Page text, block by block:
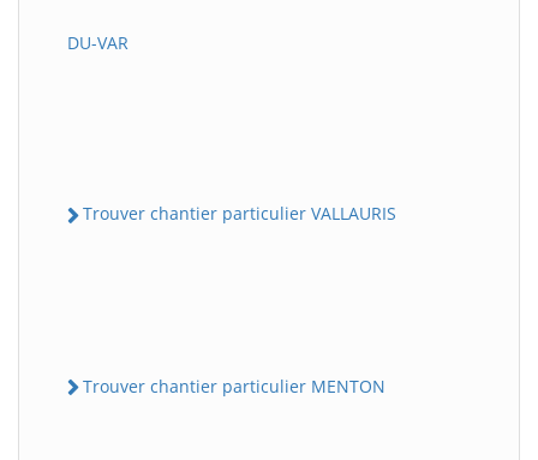
DU-VAR
Trouver chantier particulier VALLAURIS
Trouver chantier particulier MENTON